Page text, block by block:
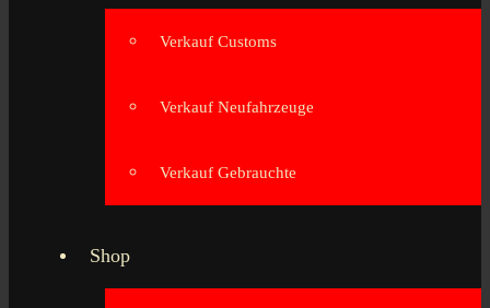
Verkauf Customs
Verkauf Neufahrzeuge
Verkauf Gebrauchte
Shop